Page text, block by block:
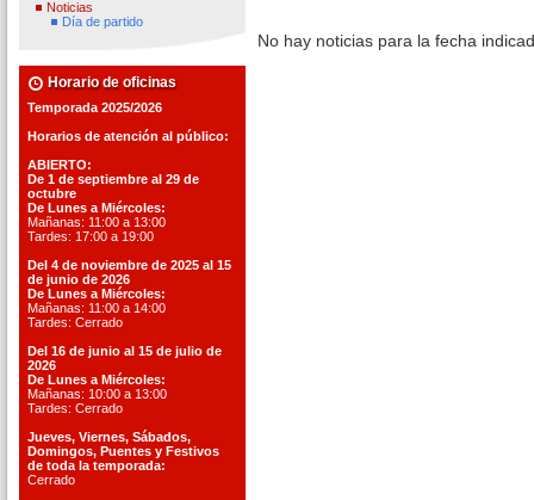
Noticias
Día de partido
Horario de oficinas
Temporada 2025/2026
Horarios de atención al público:
ABIERTO:
De 1 de septiembre al 29 de
octubre
De Lunes a Miércoles:
Mañanas: 11:00 a 13:00
Tardes: 17:00 a 19:00
Del 4 de noviembre de 2025 al 15
de junio de 2026
De Lunes a Miércoles:
Mañanas: 11:00 a 14:00
Tardes: Cerrado
Del 16 de junio al 15 de julio de
2026
De Lunes a Miércoles:
Mañanas: 10:00 a 13:00
Tardes: Cerrado
Jueves, Viernes, Sábados,
Domingos, Puentes y Festivos
de toda la temporada:
Cerrado
No hay noticias para la fecha